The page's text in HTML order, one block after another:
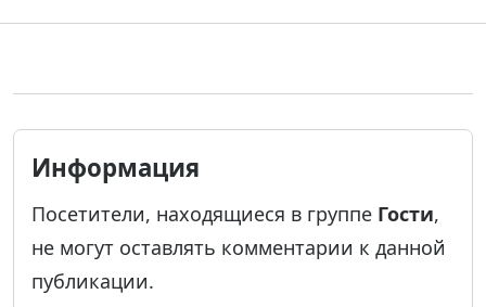
Информация
Посетители, находящиеся в группе Гости,
не могут оставлять комментарии к данной
публикации.